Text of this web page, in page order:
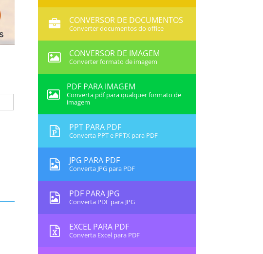
CONVERSOR DE DOCUMENTOS
Converter documentos do office
CONVERSOR DE IMAGEM
Converter formato de imagem
PDF PARA IMAGEM
Converta pdf para qualquer formato de
imagem
PPT PARA PDF
Converta PPT e PPTX para PDF
JPG PARA PDF
Converta JPG para PDF
PDF PARA JPG
Converta PDF para JPG
EXCEL PARA PDF
Converta Excel para PDF